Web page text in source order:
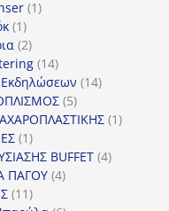
προϊόντα
11
11
προϊόν
22
προϊόντα
1414
προϊόντα
1414
55
προϊόντα
11
11
προϊόν
BUFFET 44
ΠΑΓΟΥ 44
1111